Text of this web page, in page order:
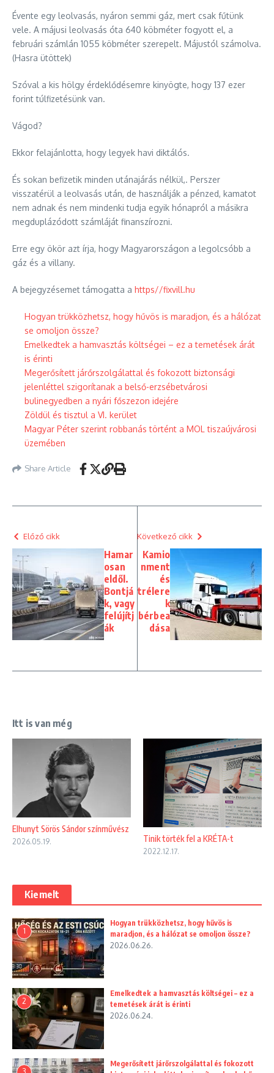
Évente egy leolvasás, nyáron semmi gáz, mert csak fűtünk
vele. A májusi leolvasás óta 640 köbméter fogyott el, a
februári számlán 1055 köbméter szerepelt. Májustól számolva.
(Hasra ütöttek)
Szóval a kis hölgy érdeklődésemre kinyögte, hogy 137 ezer
forint túlfizetésünk van.
Vágod?
Ekkor felajánlotta, hogy legyek havi diktálós.
És sokan befizetik minden utánajárás nélkül,. Perszer
visszatérül a leolvasás után, de használják a pénzed, kamatot
nem adnak és nem mindenki tudja egyik hónapról a másikra
megduplázódott számláját finanszírozni.
Erre egy ökör azt írja, hogy Magyarországon a legolcsóbb a
gáz és a villany.
A bejegyzésemet támogatta a https//fixvill.hu
Hogyan trükközhetsz, hogy hűvös is maradjon, és a hálózat
se omoljon össze?
Emelkedtek a hamvasztás költségei – ez a temetések árát
is érinti
Megerősített járőrszolgálattal és fokozott biztonsági
jelenléttel szigorítanak a belső-erzsébetvárosi
bulinegyedben a nyári főszezon idejére
Zöldül és tisztul a VI. kerület
Magyar Péter szerint robbanás történt a MOL tiszaújvárosi
üzemében
Share Article
Előző cikk
Hamar
osan
eldől.
Bontjá
k, vagy
felújítj
ák
Következő cikk
Kamio
nment
és
trélere
k
bérbea
dása
Itt is van még
Elhunyt Sörös Sándor színművész
2026.05.19. Tinik törték fel a KRÉTA-t
2022.12.17.
Kiemelt
1
Hogyan trükközhetsz, hogy hűvös is
maradjon, és a hálózat se omoljon össze?
2026.06.26.
2
Emelkedtek a hamvasztás költségei – ez a
temetések árát is érinti
2026.06.24.
Megerősített járőrszolgálattal és fokozott